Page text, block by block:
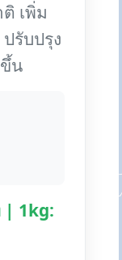
เพิ่ม
รับปรุง
น
| 1kg: